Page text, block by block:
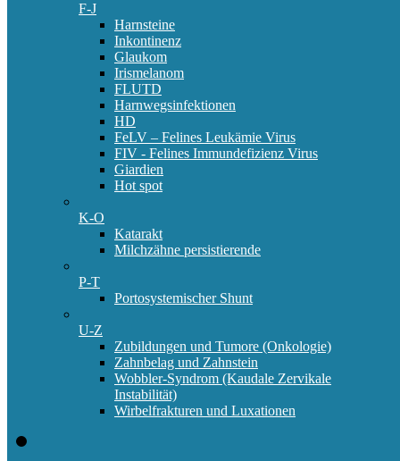
F-J
Harnsteine
Inkontinenz
Glaukom
Irismelanom
FLUTD
Harnwegsinfektionen
HD
FeLV – Felines Leukämie Virus
FIV - Felines Immundefizienz Virus
Giardien
Hot spot
K-O
Katarakt
Milchzähne persistierende
P-T
Portosystemischer Shunt
U-Z
Zubildungen und Tumore (Onkologie)
Zahnbelag und Zahnstein
Wobbler-Syndrom (Kaudale Zervikale
Instabilität)
Wirbelfrakturen und Luxationen